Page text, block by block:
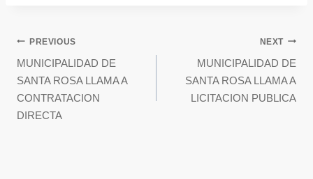
PREVIOUS
MUNICIPALIDAD DE
SANTA ROSA LLAMA A
CONTRATACION
DIRECTA
NEXT
MUNICIPALIDAD DE
SANTA ROSA LLAMA A
LICITACION PUBLICA